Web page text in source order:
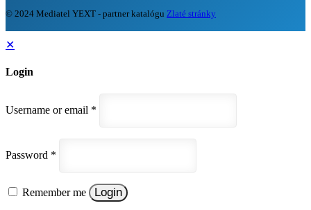
© 2024 Mediatel YEXT - partner katalógu Zlaté stránky
✕
Login
Username or email *
Password *
Remember me Login